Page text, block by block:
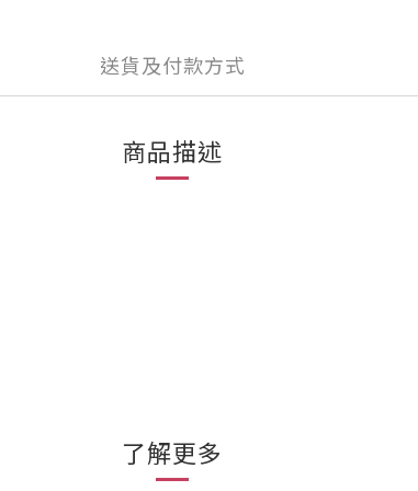
送貨及付款方式
商品描述
了解更多